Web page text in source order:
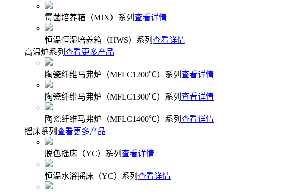
霉菌培养箱（MJX）系列 查看详情
恒温恒湿培养箱（HWS）系列 查看详情
高温炉系列 查看更多产品
陶瓷纤维马弗炉（MFLC1200℃）系列 查看详情
陶瓷纤维马弗炉（MFLC1300℃）系列 查看详情
陶瓷纤维马弗炉（MFLC1400℃）系列 查看详情
摇床系列 查看更多产品
脱色摇床（YC）系列 查看详情
恒温水浴摇床（YC）系列 查看详情